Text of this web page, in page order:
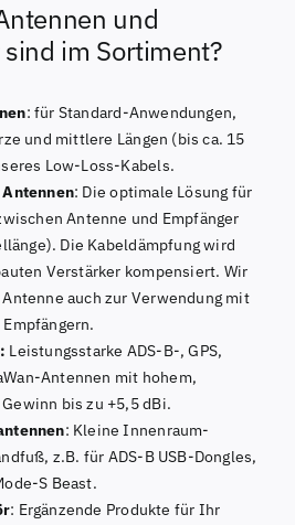
und
im Sortiment?
: für Standard-Anwendungen,
und mittlere Längen (bis ca. 15
Low-Loss-Kabels.
: Die optimale Lösung für
Antenne und Empfänger
Die Kabeldämpfung wird
Verstärker kompensiert. Wir
auch zur Verwendung mit
Leistungsstarke ADS-B-, GPS,
Antennen mit hohem,
bis zu +5,5 dBi.
: Kleine Innenraum-
z.B. für ADS-B USB-Dongles,
S Beast.
: Ergänzende Produkte für Ihr